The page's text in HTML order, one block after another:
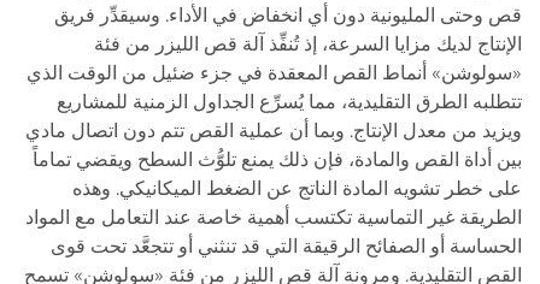
قص وحتى المليونية دون أي انخفاض في الأداء. وسيقدِّر فريق
الإنتاج لديك مزايا السرعة، إذ تُنفِّذ آلة قص الليزر من فئة
«سولوشن» أنماط القص المعقدة في جزء ضئيل من الوقت الذي
تتطلبه الطرق التقليدية، مما يُسرِّع الجداول الزمنية للمشاريع
ويزيد من معدل الإنتاج. وبما أن عملية القص تتم دون اتصال مادي
بين أداة القص والمادة، فإن ذلك يمنع تلوُّث السطح ويقضي تماماً
على خطر تشويه المادة الناتج عن الضغط الميكانيكي. وهذه
الطريقة غير التماسية تكتسب أهمية خاصة عند التعامل مع المواد
الحساسة أو الصفائح الرقيقة التي قد تنثني أو تتجعَّد تحت قوى
القص التقليدية. ومرونة آلة قص الليزر من فئة «سولوشن» تسمح